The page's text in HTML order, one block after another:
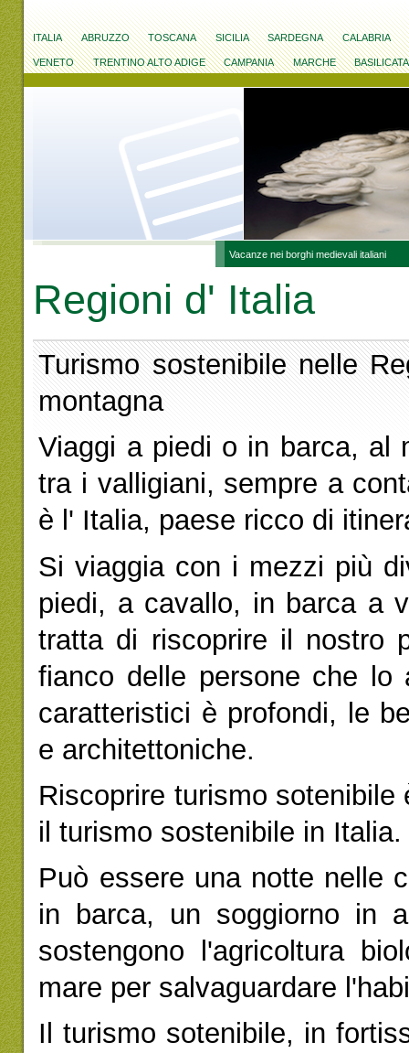
ITALIA ABRUZZO TOSCANA SICILIA SARDEGNA CALABRIA
VENETO TRENTINO ALTO ADIGE CAMPANIA MARCHE BASILICATA
Vacanze nei borghi medievali italiani
Regioni d' Italia
Turismo sostenibile nelle
montagna
Viaggi a piedi o in barca, al
tra i valligiani, sempre a
è l' Italia, paese ricco di
Si viaggia con i mezzi più
piedi, a cavallo, in barca a
tratta di riscoprire il nostro
fianco delle persone che lo
caratteristici è profondi, le
e architettoniche.
Riscoprire turismo
il turismo sostenibile in Italia.
Può essere una notte nelle
in barca, un soggiorno in
sostengono l'agricoltura
mare per salvaguardare
Il turismo sotenibile, in